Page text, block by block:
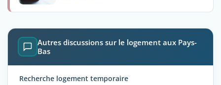
Autres discussions sur le logement aux Pays-
Bas
Recherche logement temporaire